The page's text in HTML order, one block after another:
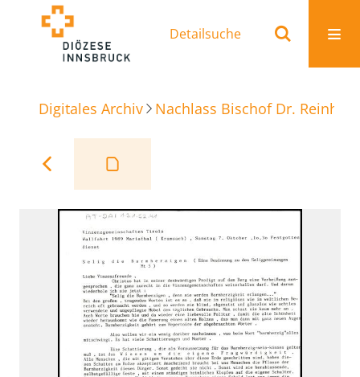
Detailsuche
Digitales Archiv Nachlass Bischof Dr.